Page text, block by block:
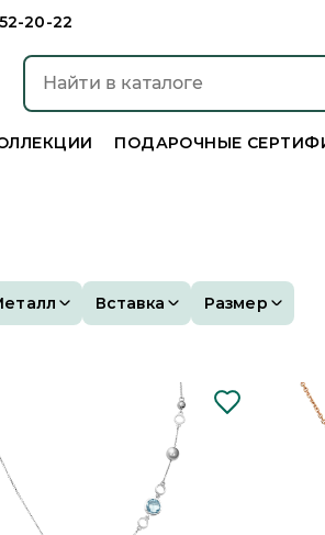
20-22
ПОДАРОЧНЫЕ
Вставка Размер